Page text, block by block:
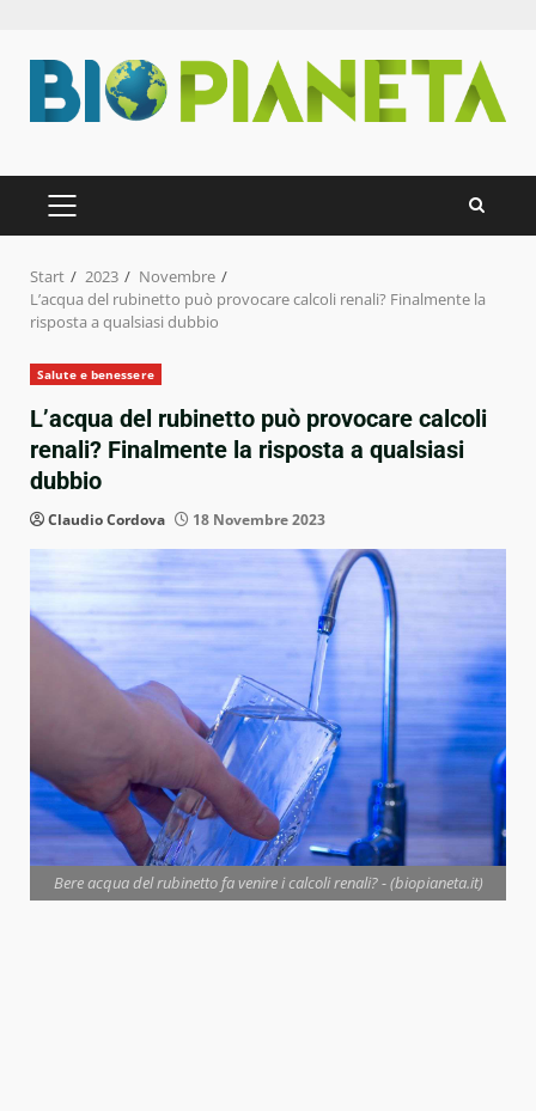
Inhalt
springen
PRIMÄRES
MENÜ
Start 2023
Novembre
L’acqua del rubinetto può provocare calcoli renali? Finalmente la
risposta a qualsiasi dubbio
Salute e benessere
L’acqua del rubinetto può provocare calcoli
renali? Finalmente la risposta a qualsiasi
dubbio
Claudio Cordova 18 Novembre 2023
Bere acqua del rubinetto fa venire i calcoli renali? - (biopianeta.it)